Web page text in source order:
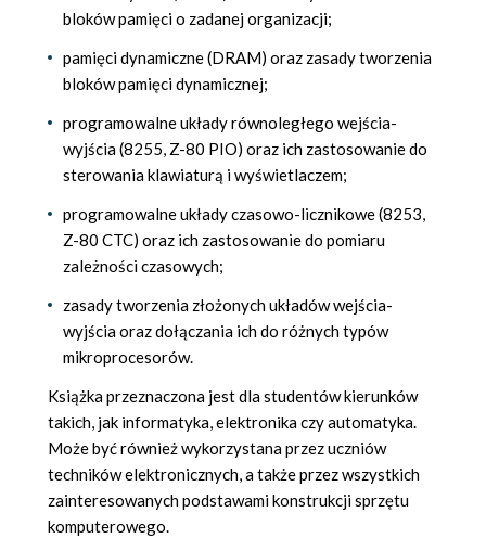
bloków pamięci o zadanej organizacji;
pamięci dynamiczne (DRAM) oraz zasady tworzenia
bloków pamięci dynamicznej;
programowalne układy równoległego wejścia-
wyjścia (8255, Z-80 PIO) oraz ich zastosowanie do
sterowania klawiaturą i wyświetlaczem;
programowalne układy czasowo-licznikowe (8253,
Z-80 CTC) oraz ich zastosowanie do pomiaru
zależności czasowych;
zasady tworzenia złożonych układów wejścia-
wyjścia oraz dołączania ich do różnych typów
mikroprocesorów.
Książka przeznaczona jest dla studentów kierunków
takich, jak informatyka, elektronika czy automatyka.
Może być również wykorzystana przez uczniów
techników elektronicznych, a także przez wszystkich
zainteresowanych podstawami konstrukcji sprzętu
komputerowego.